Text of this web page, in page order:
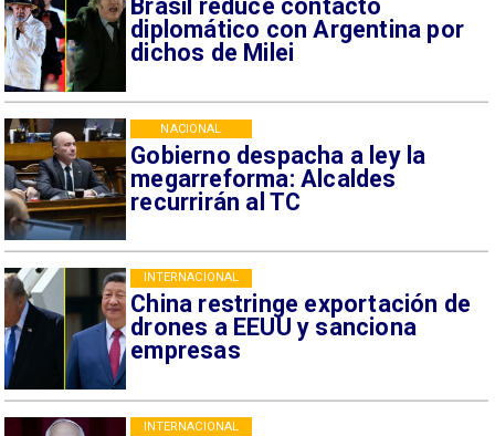
Brasil reduce contacto
diplomático con Argentina por
dichos de Milei
Gobierno despacha a ley la
megarreforma: Alcaldes
recurrirán al TC
NACIONAL
China restringe exportación de
drones a EEUU y sanciona
empresas
INTERNACIONAL
INTERNACIONAL